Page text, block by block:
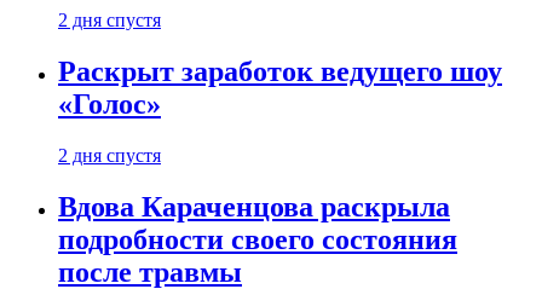
2 дня спустя
Раскрыт заработок ведущего шоу
«Голос»
2 дня спустя
Вдова Караченцова раскрыла
подробности своего состояния
после травмы